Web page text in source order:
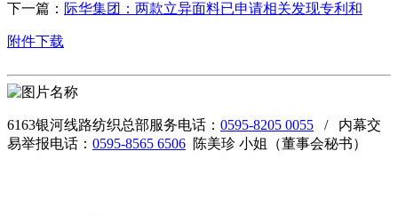
下一篇： 际华集团：两款立异面料已申请相关发现专利和
附件下载
6163银河线路纺织总部服务电话： 0595-8205 0055 / 内幕交
易举报电话： 0595-8565 6506 陈美珍 小姐（董事会秘书）